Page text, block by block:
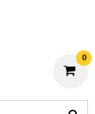
0